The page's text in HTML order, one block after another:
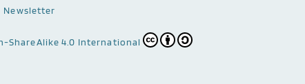
Newsletter
ShareAlike 4.0 International